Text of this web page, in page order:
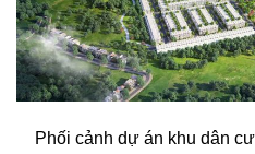
Phối cảnh dự án khu dân